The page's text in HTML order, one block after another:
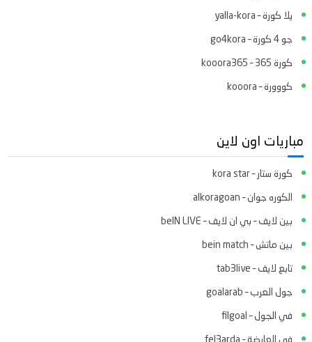
يلا كورة – yalla-kora
جو 4 كورة – go4kora
كورة 365 – kooora365
كووورة – kooora
مباريات اون لاين
كورة ستار – kora star
الكوره جوان – alkoragoan
بين لايف – بي ان لايف – beIN LIVE
بين ماتش – bein match
تابع لايف – tab3live
جول العرب – goalarab
في الجول – filgoal